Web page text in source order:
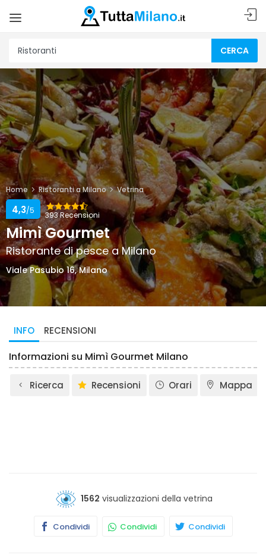
CERCA
Home Ristoranti a Milano Vetrina
393 Recensioni
4,3/5
Mimì Gourmet
Ristorante di pesce a Milano
Viale Pasubio 16, Milano
INFO RECENSIONI
Informazioni su Mimì Gourmet Milano
Ricerca Recensioni Orari Mappa
1562 visualizzazioni della vetrina
Condividi Condividi Condividi